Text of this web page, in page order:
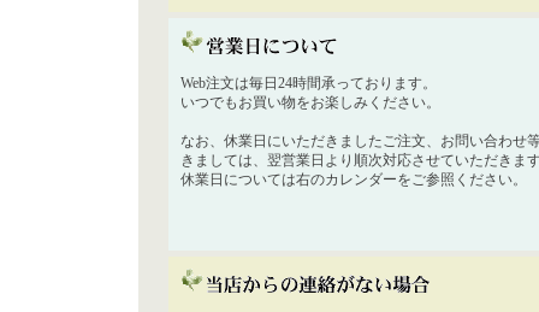
Web注文は毎日24時間承っております。
いつでもお買い物をお楽しみください。
なお、休業日にいただきましたご注文、お問い合わせ
きましては、翌営業日より順次対応させていただきま
休業日については右のカレンダーをご参照ください。